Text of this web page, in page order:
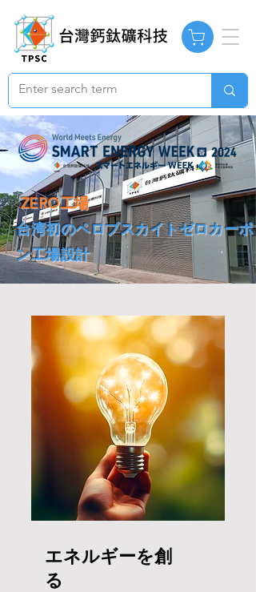
ZERO工場
台湾初のペロブスカイトゼロカーボ
ン工場設計
エネルギーを創
る